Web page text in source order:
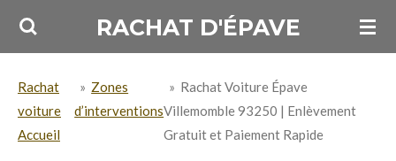
Passer
principal
RACHAT D'ÉPAVE
Rachat
voiture
Accueil
» Zones
d’interventions
» Rachat Voiture Épave
Villemomble 93250 | Enlèvement
Gratuit et Paiement Rapide